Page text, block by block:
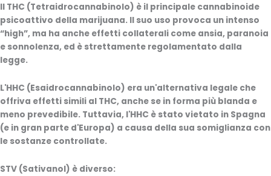
Il THC (Tetraidrocannabinolo) è il principale cannabinoide
psicoattivo della marijuana. Il suo uso provoca un intenso
“high”, ma ha anche effetti collaterali come ansia, paranoia
e sonnolenza, ed è strettamente regolamentato dalla
legge.
L'HHC (Esaidrocannabinolo) era un'alternativa legale che
offriva effetti simili al THC, anche se in forma più blanda e
meno prevedibile. Tuttavia, l'HHC è stato vietato in Spagna
(e in gran parte d'Europa) a causa della sua somiglianza con
le sostanze controllate.
STV (Sativanol) è diverso: